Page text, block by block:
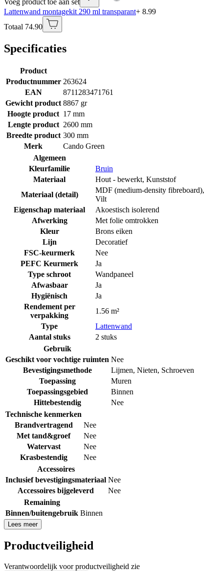
Voeg product toe aan set
Lattenwand montagekit 290 ml transparant+ 8.99
Totaal 74.90
Specificaties
Product
Productnummer 263624
EAN
8711283471761
Gewicht product 8867 gr
Hoogte product 17 mm
Lengte product 2600 mm
Breedte product 300 mm
Merk
Cando Green
Algemeen
Kleurfamilie
Bruin
Materiaal
Hout - bewerkt, Kunststof
Materiaal (detail)
MDF (medium-density fibreboard),
Vilt
Eigenschap materiaal
Akoestisch isolerend
Afwerking
Met folie omtrokken
Kleur
Brons eiken
Lijn
Decoratief
FSC-keurmerk
Nee
PEFC Keurmerk
Ja
Type schroot
Wandpaneel
Afwasbaar
Ja
Hygiënisch
Ja
Rendement per
verpakking
1.56 m²
Type
Lattenwand
Aantal stuks
2 stuks
Gebruik
Geschikt voor vochtige ruimten Nee
Bevestigingsmethode
Lijmen, Nieten, Schroeven
Toepassing
Muren
Toepassingsgebied
Binnen
Hittebestendig
Nee
Technische kenmerken
Brandvertragend
Nee
Met tand&groef
Nee
Watervast
Nee
Krasbestendig
Nee
Accessoires
Inclusief bevestigingsmateriaal Nee
Accessoires bijgeleverd
Nee
Remaining
Binnen/buitengebruik Binnen
Lees meer
Productveiligheid
Verantwoordelijk voor productveiligheid zie